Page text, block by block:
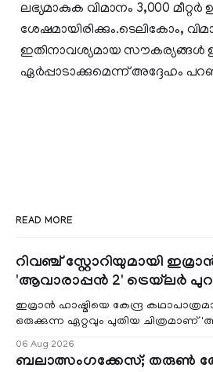
ലഭ്യമാകുക വിമാനം 3,000
ശേഷമായിരിക്കും.ടെലികോം,
ഇതിനാവശ്യമായ സൗകര്യങ്ങള്‍
ഏര്‍പ്പാടാക്കുമെന്ന് അദ്ദേഹം
READ MORE
റിവഞ്ച് സ്റ്റോറിയുമായി
'ആവാരാപ്പൻ 2' ട്രെയ്‌ലർ
ഇമ്രാൻ ഹാഷ്മിയെ കേന്ദ്ര
ഒരുക്കുന്ന ഏറ്റവും പുതിയ ചിത്രമാണ്
ഐഎംഡിബി പട്ടിക
06 Aug 2026
ബലാത്സംഗക്കേസ്; തരുൺ